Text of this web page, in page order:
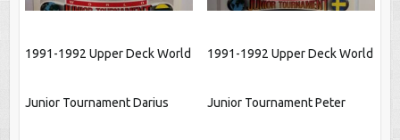
1991-1992 Upper Deck World
Junior Tournament Darius
1991-1992 Upper Deck World
Junior Tournament Peter